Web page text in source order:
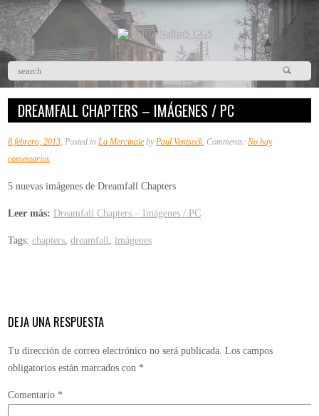
DREAMFALL CHAPTERS – IMÁGENES / PC
8 febrero, 2013, Posted inLa Mercinale byPaul Ventseck, Comments:No hay
comentariosen
Chapters
–
/
5 nuevas imágenes de Dreamfall Chapters
Leer más: Dreamfall Chapters – Imágenes / PC
Tags:chapters,dreamfall , imágenes
DEJA UNA RESPUESTA
Tu dirección de correo electrónico no será publicada. Los campos
obligatorios están marcados con *
Comentario *